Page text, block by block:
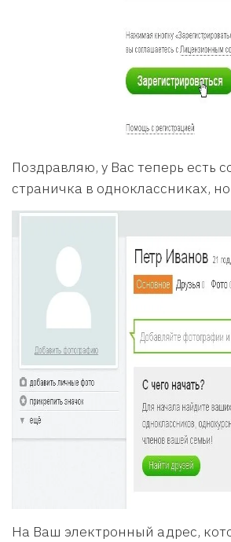
Поздравляю, у Вас теперь есть
страничка в одноклассниках,
На Ваш электронный адрес,